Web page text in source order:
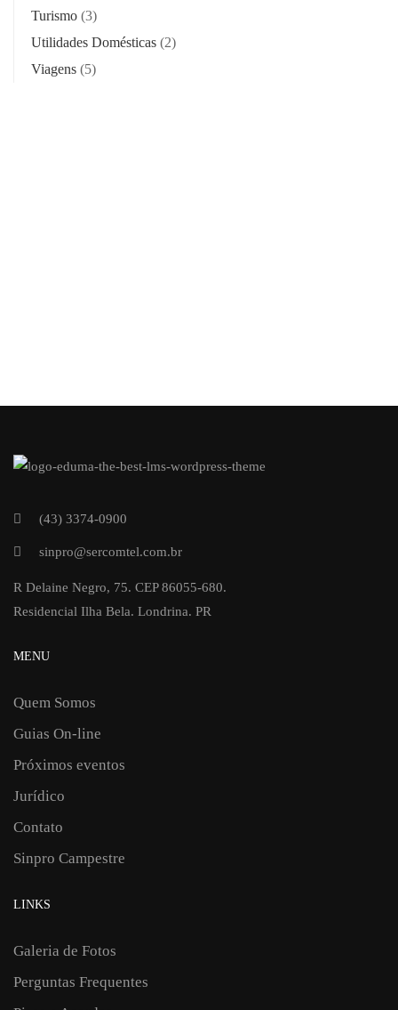
Turismo (3)
Utilidades Domésticas (2)
Viagens (5)
(43) 3374-0900
sinpro@sercomtel.com.br
R Delaine Negro, 75. CEP 86055-680.
Residencial Ilha Bela. Londrina. PR
MENU
Quem Somos
Guias On-line
Próximos eventos
Jurídico
Contato
Sinpro Campestre
LINKS
Galeria de Fotos
Perguntas Frequentes